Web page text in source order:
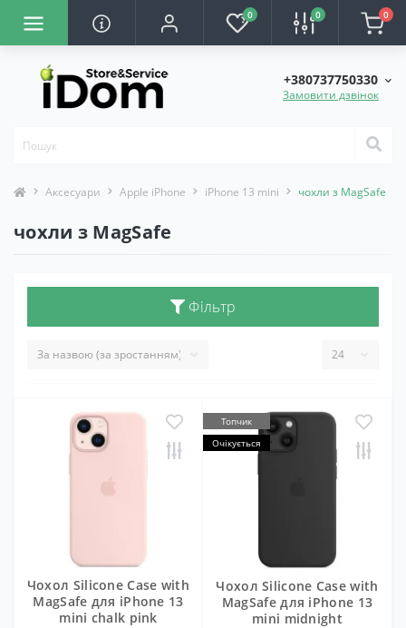
0 0 0
+380737750330
Замовити дзвінок
Аксесуари Apple iPhone iPhone 13 mini чохли з MagSafe
чохли з MagSafe
Фільтр
Чохол Silicone Case with
MagSafe для iPhone 13
mini chalk pink
Топчик
Очікується
Чохол Silicone Case with
MagSafe для iPhone 13
mini midnight